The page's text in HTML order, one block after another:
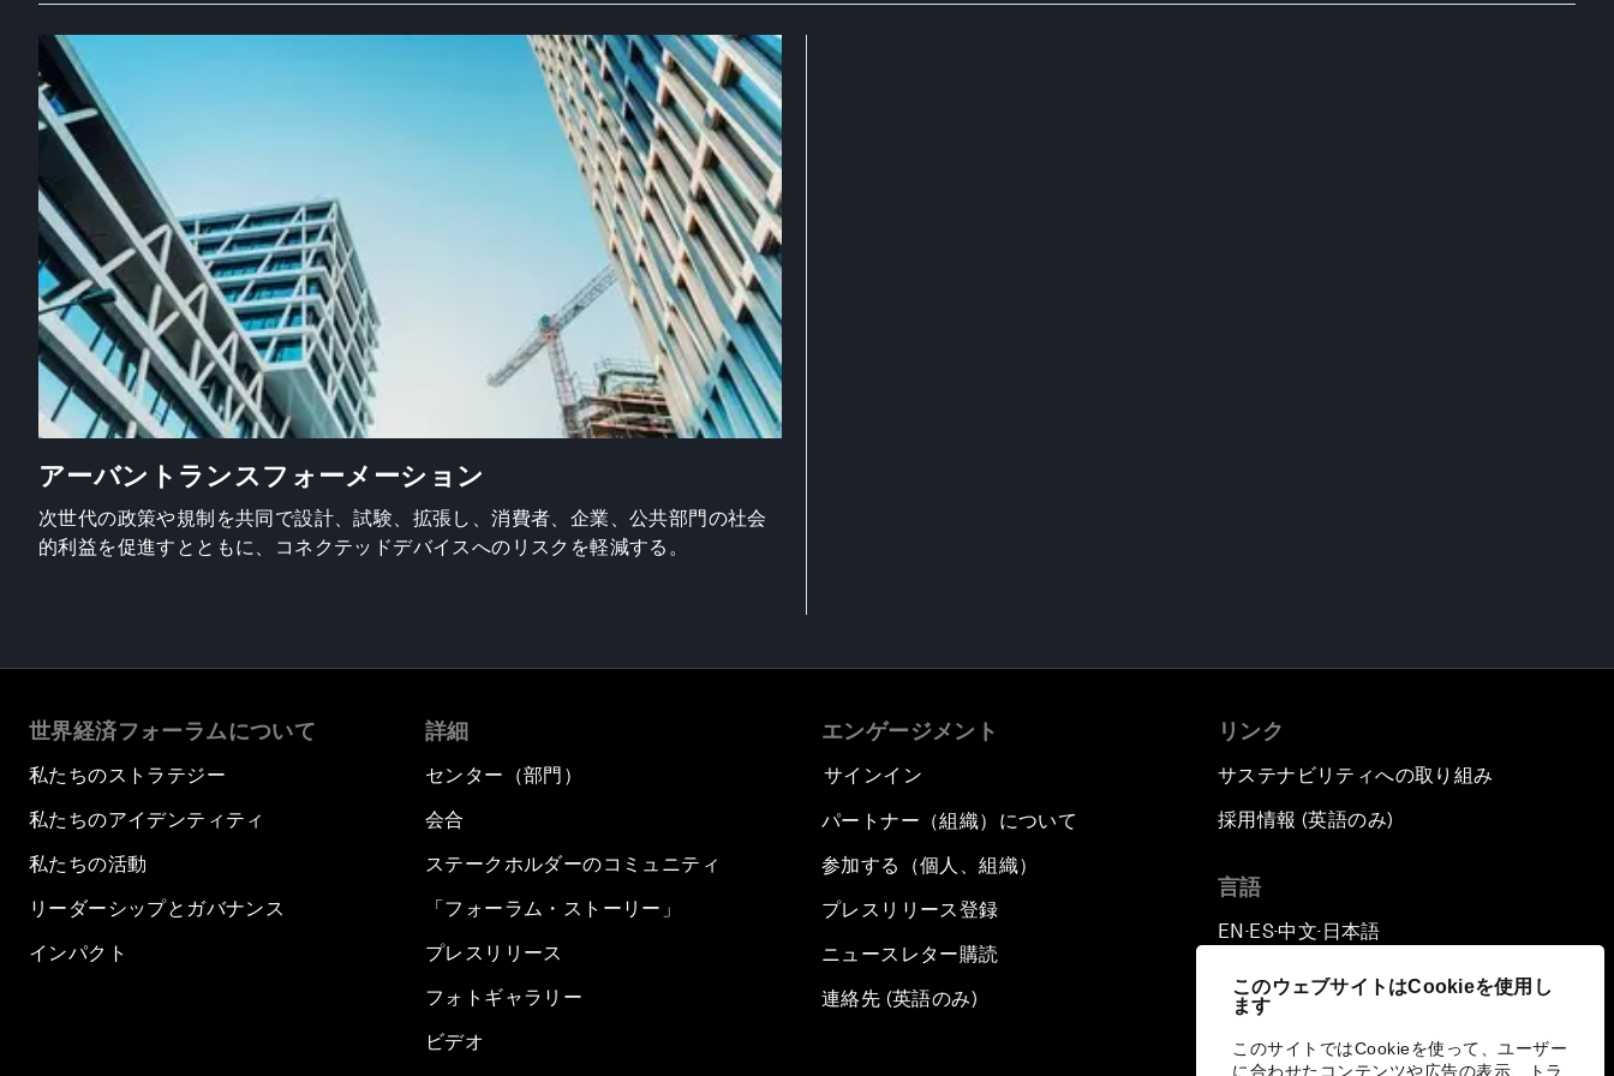
このウェブサイトはCookieを使用し
ます
このサイトではCookieを使って、ユーザー
に合わせたコンテンツや広告の表示、トラ
アーバントランスフォーメーション
次世代の政策や規制を共同で設計、試験、拡張し、消費者、企業、公共部門の社会
的利益を促進すとともに、コネクテッドデバイスへのリスクを軽減する。
世界経済フォーラムについて
私たちのストラテジー
私たちのアイデンティティ
私たちの活動
リーダーシップとガバナンス
インパクト
詳細
センター（部門）
会合
ステークホルダーのコミュニティ
「フォーラム・ストーリー」
プレスリリース
フォトギャラリー
ビデオ
エンゲージメント
サインイン
パートナー（組織）について
参加する（個人、組織）
プレスリリース登録
ニュースレター購読
連絡先 (英語のみ)
リンク
サステナビリティへの取り組み
採用情報 (英語のみ)
言語
EN ▪ES▪中文▪ 日本語